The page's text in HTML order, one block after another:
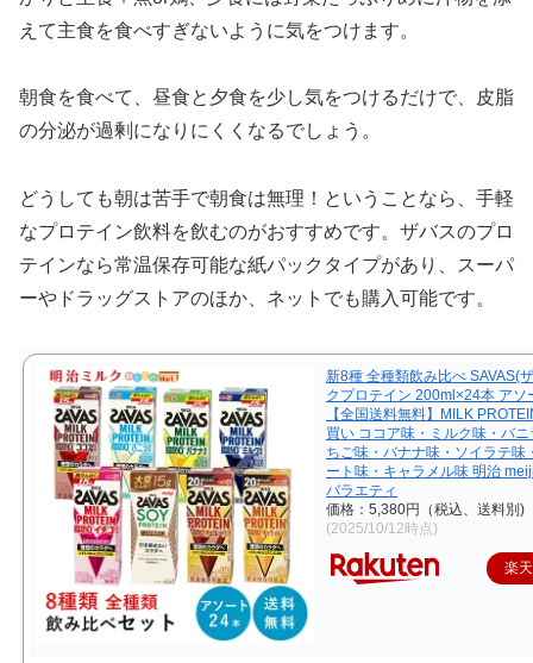
えて主食を食べすぎないように気をつけます。
朝食を食べて、昼食と夕食を少し気をつけるだけで、皮脂
の分泌が過剰になりにくくなるでしょう。
どうしても朝は苦手で朝食は無理！ということなら、手軽
なプロテイン飲料を飲むのがおすすめです。ザバスのプロ
テインなら常温保存可能な紙パックタイプがあり、スーパ
ーやドラッグストアのほか、ネットでも購入可能です。
新8種 全種類飲み比べ SAVAS(
クプロテイン 200ml×24本 アソ
【全国送料無料】MILK
買い ココア味・ミルク味・バ
ちご味・バナナ味・ソイラテ味
ート味・キャラメル味 明治
バラエティ
価格：5,380円（税込、送料別)
(2025/10/12時点)
楽